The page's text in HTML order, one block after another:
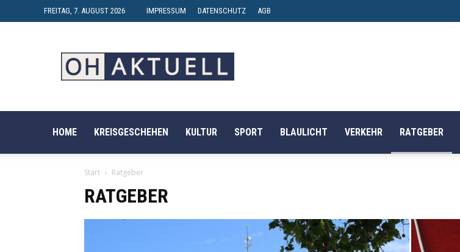
FREITAG, 7. AUGUST 2026 IMPRESSUM DATENSCHUTZ AGB
AKTUELL
HOME KREISGESCHEHEN KULTUR SPORT BLAULICHT VERKEHR RATGEBER
Start Ratgeber
RATGEBER